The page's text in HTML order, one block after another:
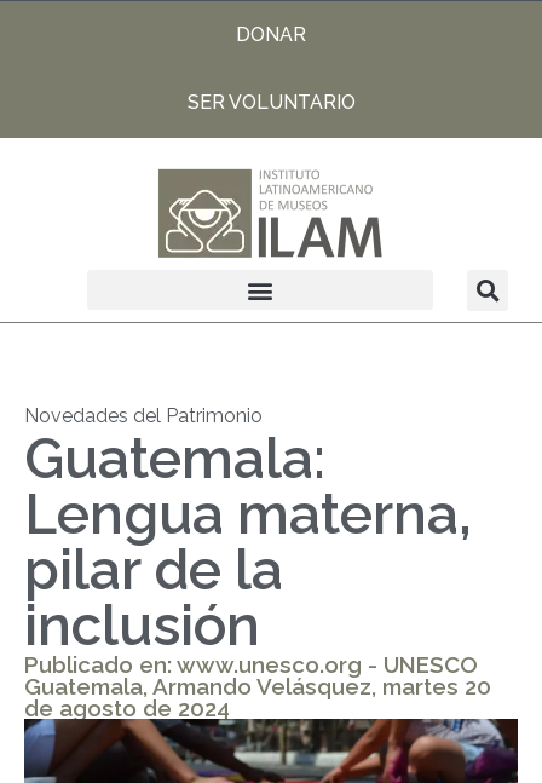
DONAR
SER VOLUNTARIO
Novedades del Patrimonio
Guatemala:
Lengua materna,
pilar de la
inclusión
Publicado en: www.unesco.org - UNESCO
Guatemala, Armando Velásquez, martes 20
de agosto de 2024